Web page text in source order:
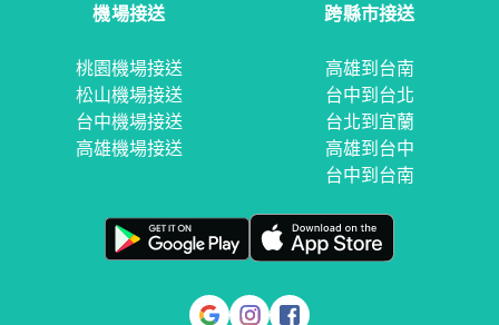
機場接送
桃園機場接送
松山機場接送
台中機場接送
高雄機場接送
跨縣市接送
高雄到台南
台中到台北
台北到宜蘭
高雄到台中
台中到台南